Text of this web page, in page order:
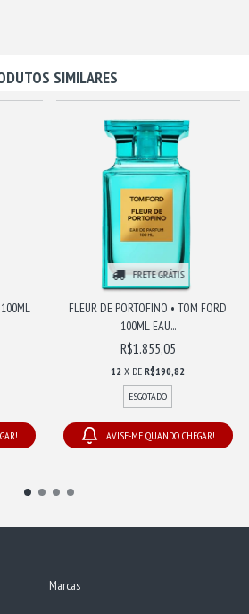
SIMILARES
FRETE GRÁTIS
FLEUR DE PORTOFINO • TOM FORD
100ML EAU...
R$1.855,05
12 X DER$190,82
ESGOTADO
AVISE-ME QUANDO CHEGAR!
Marcas